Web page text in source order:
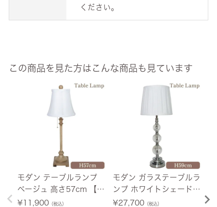
ください。
この商品を見た方はこんな商品も見ています
モダン テーブルランプ
ベージュ 高さ57cm 【送
料無料】
¥11,900（税込）
モダン ガラステーブルラ
ンプ ホワイトシェード
高さ59cm 【送料無料】
¥27,700（税込） ¥